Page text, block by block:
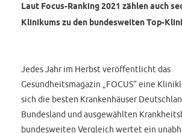
Laut Focus-Ranking 2021 zählen auch
Klinikums zu den bundesweiten Top-
Jedes Jahr im Herbst veröffentlicht das
Gesundheitsmagazin „FOCUS“ eine
sich die besten Krankenhäuser
Bundesland und ausgewählten
bundesweiten Vergleich wertet ein